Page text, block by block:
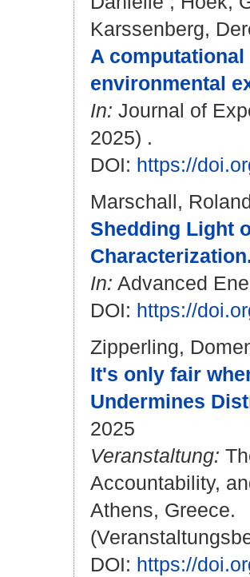
Karssenberg,
A
environmental
In: Journal of
2025) .
DOI: https://
Marschall,
Shedding Light
In: Advanced
DOI: https://
Zipperling,
It's only fair
Undermines
2025
Veranstaltung:
Accountability,
Athens, Greece.
DOI: https://